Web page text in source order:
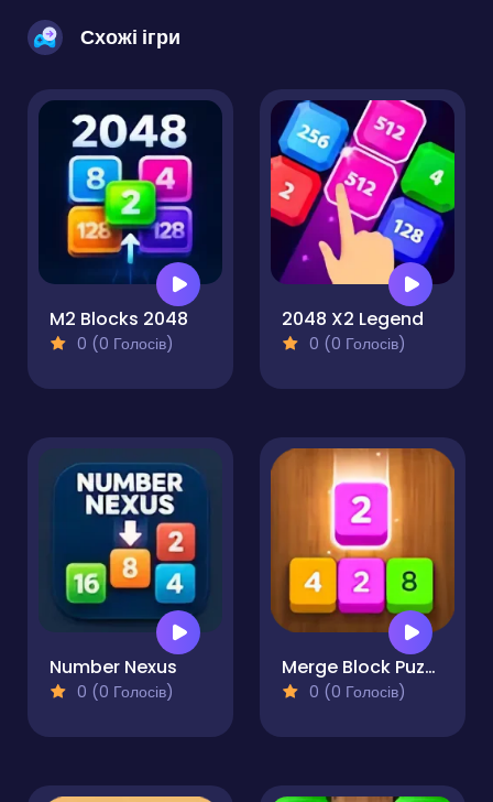
Схожі ігри
M2 Blocks 2048
0 (0 Голосів)
2048 X2 Legend
0 (0 Голосів)
Number Nexus
0 (0 Голосів)
Merge Block Puzzle
0 (0 Голосів)